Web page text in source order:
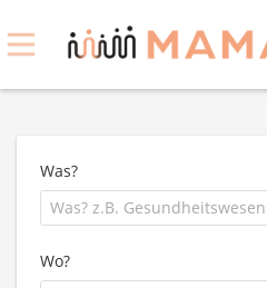
Was?
Wo?